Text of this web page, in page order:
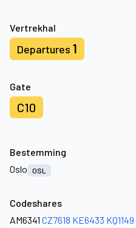
Vertrekhal
Departures 1
Gate
C10
Bestemming
Oslo
OSL
Codeshares
AM6341 CZ7618 KE6433 KQ1149